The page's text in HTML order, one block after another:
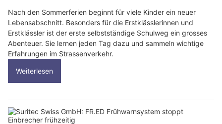
Nach den Sommerferien beginnt für viele Kinder ein neuer
Lebensabschnitt. Besonders für die Erstklässlerinnen und
Erstklässler ist der erste selbstständige Schulweg ein grosses
Abenteuer. Sie lernen jeden Tag dazu und sammeln wichtige
Erfahrungen im Strassenverkehr.
Weiterlesen